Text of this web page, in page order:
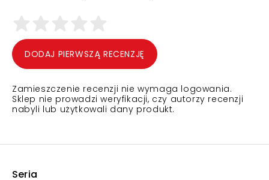
DODAJ PIERWSZĄ RECENZJĘ
Zamieszczenie recenzji nie wymaga logowania.
Sklep nie prowadzi weryfikacji, czy autorzy recenzji
nabyli lub użytkowali dany produkt.
Seria